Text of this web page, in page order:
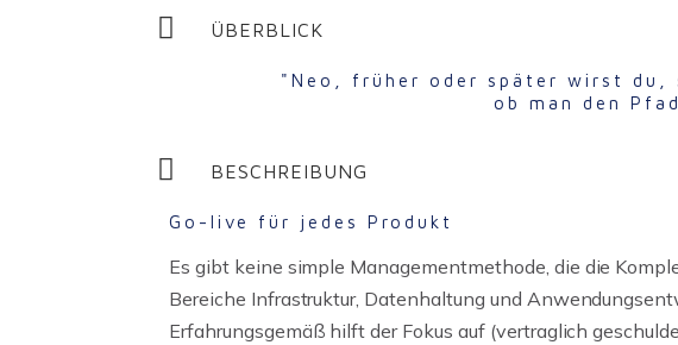
ÜBERBLICK
"Neo, früher oder später wirst du,
ob man den
BESCHREIBUNG
Go-live für jedes Produkt
Es gibt keine simple Managementmethode, die die
Bereiche Infrastruktur, Datenhaltung und
Erfahrungsgemäß hilft der Fokus auf (vertraglich